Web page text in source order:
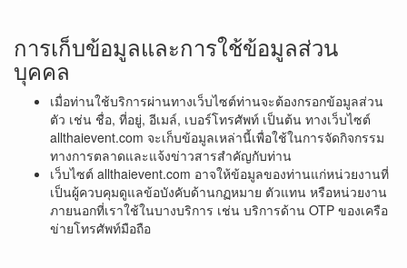
การเก็บข้อมูลและการใช้ข้อมูลส่วน
บุคคล
เมื่อท่านใช้บริการผ่านทางเว็บไซต์ท่านจะต้องกรอกข้อมูลส่วน
ตัว เช่น ชื่อ, ที่อยู่, อีเมล์, เบอร์โทรศัพท์ เป็นต้น ทางเว็บไซต์
allthaievent.com จะเก็บข้อมูลเหล่านี้เพื่อใช้ในการจัดกิจกรรม
ทางการตลาดและแจ้งข่าวสารสำคัญกับท่าน
เว็บไซต์ allthaievent.com อาจให้ข้อมูลของท่านแก่หน่วยงานที่
เป็นผู้ควบคุมดูแลข้อบังคับด้านกฏหมาย ตัวแทน หรือหน่วยงาน
ภายนอกที่เราใช้ในบางบริการ เช่น บริการด้าน OTP ของเครือ
ข่ายโทรศัพท์มือถือ